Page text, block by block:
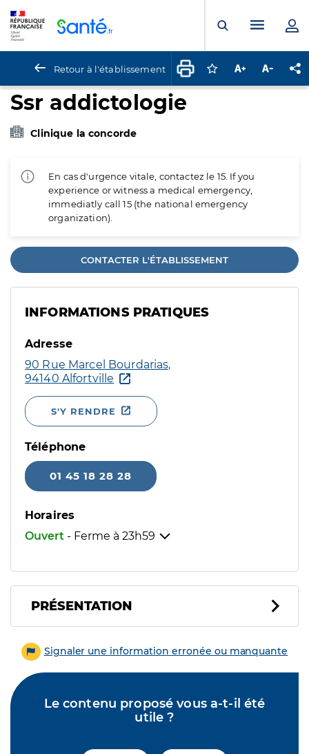
Ouvrir laMenu
Retour à l'établissement Connectez-vous
Augmenter la
Ssr addictologie
Clinique la concorde
En cas d'urgence vitale, contactez le 15. If you
experience or witness a medical emergency,
immediatly call 15 (the national emergency
organization).
CONTACTER L'ÉTABLISSEMENT
INFORMATIONS PRATIQUES
Adresse
90 Rue Marcel Bourdarias,
94140 Alfortville
S'Y RENDRE
Téléphone
01 45 18 28 28
Horaires
Ouvert - Ferme à 23h59
PRÉSENTATION
Signaler une information erronée ou manquante
Le contenu proposé vous a-t-il été
utile ?